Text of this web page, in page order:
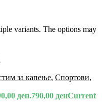
variants. The options may
за капење, Спортови,
ден.790,00 денCurrent